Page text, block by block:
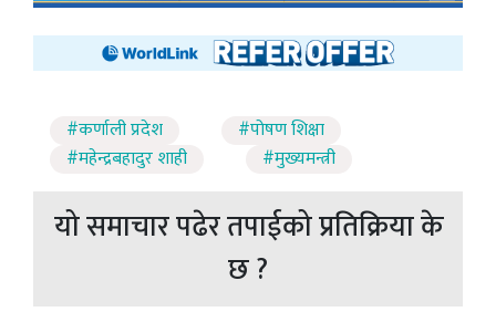
#कर्णाली प्रदेश
#पोषण शिक्षा
#महेन्द्रबहादुर शाही
#मुख्यमन्त्री
यो समाचार पढेर तपाईको प्रतिक्रिया के
छ ?